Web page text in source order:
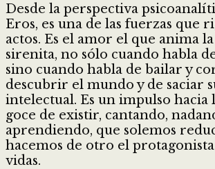
Desde la perspectiva
Eros, es una de las fuerzas que
actos. Es el amor el que anima
sirenita, no sólo cuando habla
sino cuando habla de bailar y
descubrir el mundo y de saciar
intelectual. Es un impulso hacia
goce de existir, cantando,
aprendiendo, que solemos
hacemos de otro el
vidas.